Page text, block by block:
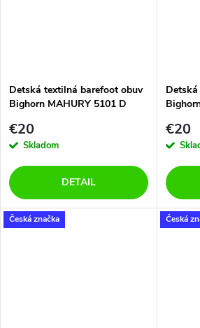
Detská textilná barefoot obuv
Bighorn MAHURY 5101 D
€20
Skladom
DETAIL
€20
Česká značka Česká